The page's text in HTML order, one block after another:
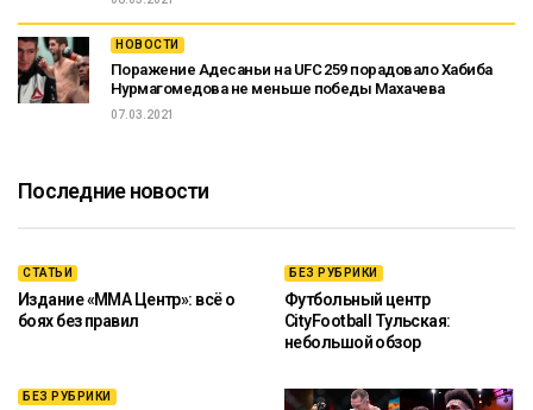
НОВОСТИ
Поражение Адесаньи на UFC 259 порадовало Хабиба
Нурмагомедова не меньше победы Махачева
07.03.2021
Последние новости
СТАТЬИ
Издание «ММА Центр»: всё о
боях без правил
БЕЗ РУБРИКИ
Футбольный центр
CityFootball Тульская:
небольшой обзор
БЕЗ РУБРИКИ